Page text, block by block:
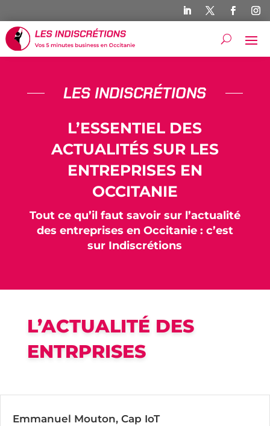
LES INDISCRÉTIONS
L’ESSENTIEL DES
ACTUALITÉS SUR LES
ENTREPRISES EN
OCCITANIE
Tout ce qu’il faut savoir sur l’actualité
des entreprises en Occitanie : c’est
sur Indiscrétions
L’ACTUALITÉ DES
ENTRPRISES
Emmanuel Mouton, Cap IoT